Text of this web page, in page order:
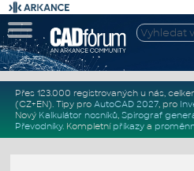
Přes 123.000 registrovaných u nás,
(CZ+EN). Tipy pro AutoCAD 2027, pro
Nový Kalkulátor nosníků, Spirograf
Převodníky. Kompletní příkazya